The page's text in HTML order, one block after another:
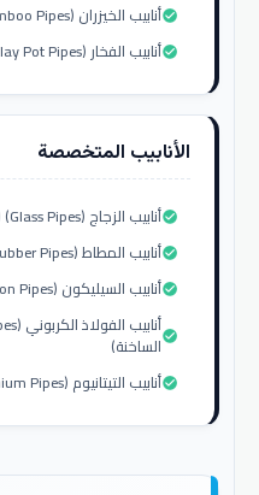
أنابيب الخيزران (Bamboo Pipes)check_circle
أنابيب الفخار (Clay Pot Pipes)check_circle
الأنابيب المتخصصة
أنابيب الزجاج (Glass Pipes) (للمختبرات)check_circle
أنابيب المطاط (Rubber Pipes)check_circle
أنابيب السيليكون (Silicon Pipes)check_circle
الساخنة)check_circle
أنابيب التيتانيوم (Titanium Pipes) (للبيئات المسببة للتآكل)check_circle